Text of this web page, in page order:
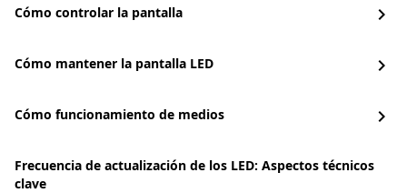
Cómo controlar la pantalla chevron_right
Cómo mantener la pantalla LED chevron_right
Cómo funcionamiento de medios chevron_right
Frecuencia de actualización de los LED: Aspectos técnicos
clave